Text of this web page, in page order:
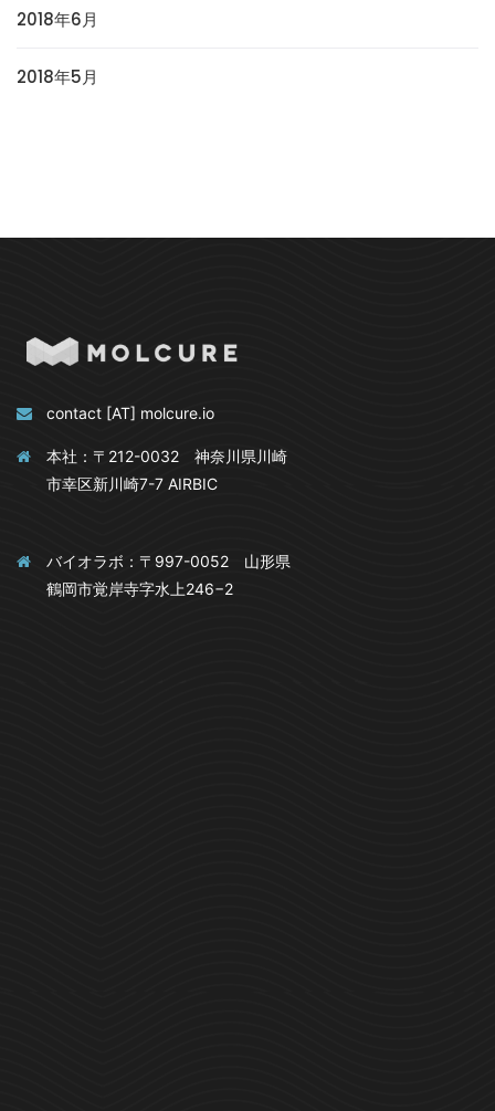
2018年6月
2018年5月
contact [AT] molcure.io
本社：〒212-0032 神奈川県川崎
市幸区新川崎7-7 AIRBIC
バイオラボ：〒997-0052 山形県
鶴岡市覚岸寺字水上246−2